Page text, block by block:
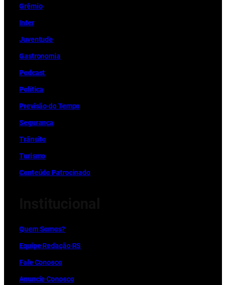
Grêmio
Inter
Juventude
Gastronomia
Podcast
Política
Previsão do Tempo
Segurança
Trânsito
Turismo
Conteúdo Patrocinado
Quem Somos?
Equipe Redação RS
Fale Conosco
Anuncie Conosco